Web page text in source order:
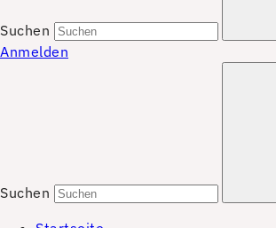
Suchen
Anmelden
Suchen